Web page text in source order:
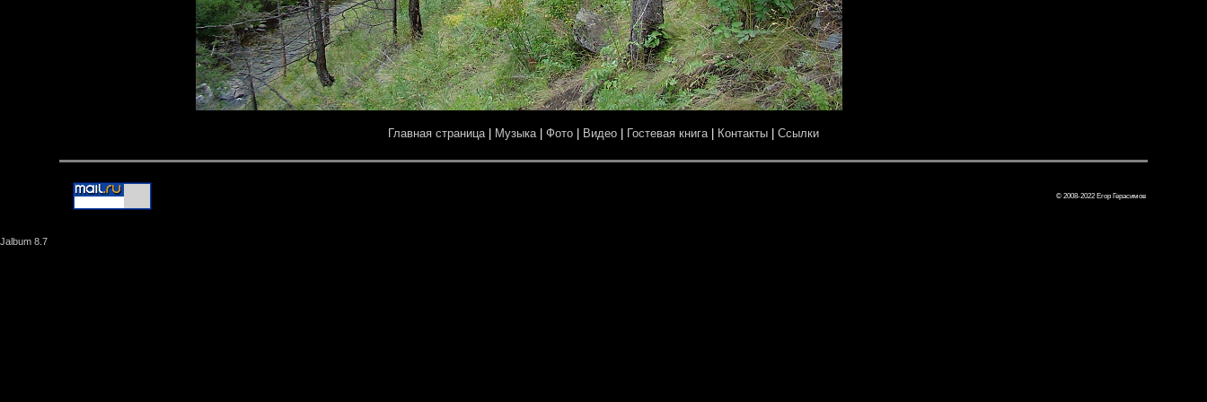
Главная страница| Музыка| Фото Видео Гостевая книга| Контакты Ссылки
© 2008-2022 Егор Герасимов
Jalbum 8.7